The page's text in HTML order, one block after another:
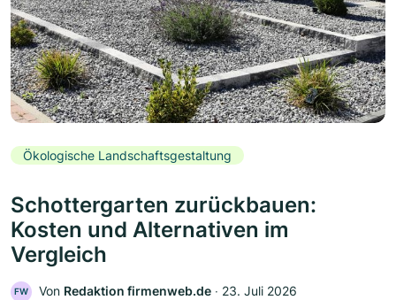
Ökologische Landschaftsgestaltung
Schottergarten zurückbauen:
Kosten und Alternativen im
Vergleich
FW Von Redaktion firmenweb.de ‧ 23. Juli 2026